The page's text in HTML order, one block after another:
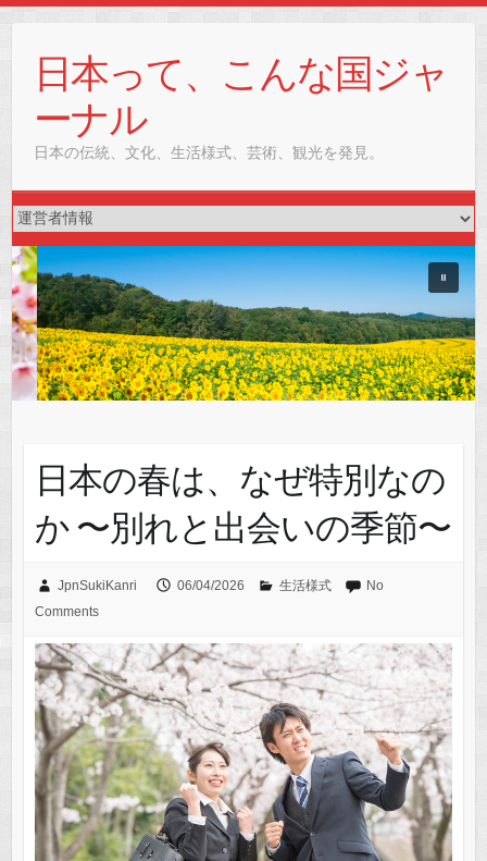
content日本って、こんな国ジャ
ーナル
日本の伝統、文化、生活様式、芸術、観光を発見。
日本の春は、なぜ特別なの
か 〜別れと出会いの季節〜
JpnSukiKanri 06/04/2026 生活様式
No
Comments